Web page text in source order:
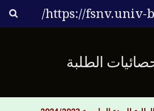
https://fsnv.univ-
الطلبة